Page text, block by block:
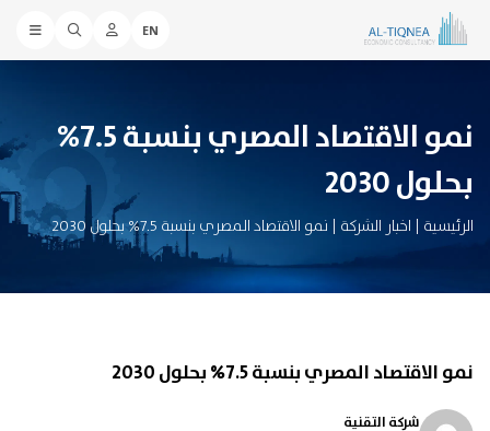
EN
نمو الاقتصاد المصري بنسبة 7.5%
بحلول 2030
الرئيسية | اخبار الشركة | نمو الاقتصاد المصري بنسبة 7.5% بحلول 2030
نمو الاقتصاد المصري بنسبة 7.5% بحلول 2030
شركة التقنية